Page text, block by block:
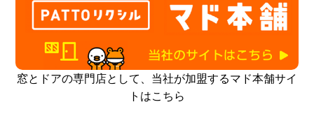
窓とドアの専門店として、当社が加盟するマド本舗サイ
トはこちら